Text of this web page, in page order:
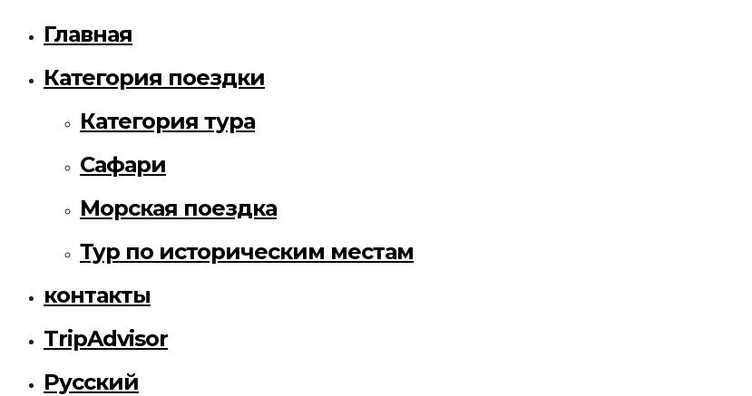
Главная
Категория поездки
Категория тура
Сафари
Морская поездка
Тур по историческим местам
контакты
TripAdvisor
Русский